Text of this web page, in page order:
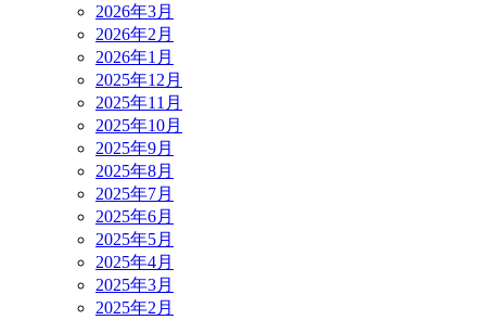
2026年3月
2026年2月
2026年1月
2025年12月
2025年11月
2025年10月
2025年9月
2025年8月
2025年7月
2025年6月
2025年5月
2025年4月
2025年3月
2025年2月